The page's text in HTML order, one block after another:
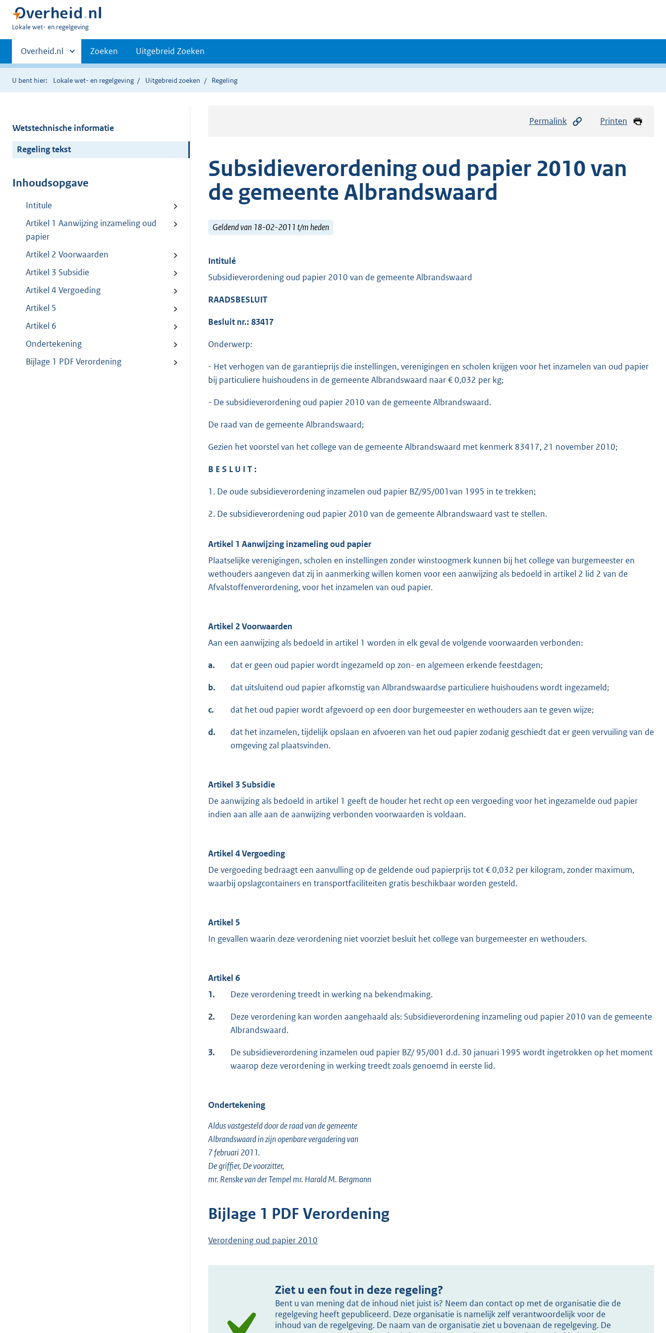
U
hier:
Lokale wet- en regelgeving
Primaire
navigatie
Andere
sites
binnen
Overheid.nl Zoeken Uitgebreid Zoeken
U bent hier: Lokale wet- en regelgeving Uitgebreid zoeken Regeling
Wetstechnische informatie
Regeling tekst
Inhoudsopgave
Intitule
Artikel 1 Aanwijzing inzameling oud
papier
Artikel 2 Voorwaarden
Artikel 3 Subsidie
Artikel 4 Vergoeding
Artikel 5
Artikel 6
Ondertekening
Bijlage 1 PDF Verordening
Permalink Printen
Subsidieverordening oud papier 2010 van
de gemeente Albrandswaard
Geldend van 18-02-2011 t/m heden
Intitulé
Subsidieverordening oud papier 2010 van de gemeente Albrandswaard
RAADSBESLUIT
Besluit nr.: 83417
Onderwerp:
- Het verhogen van de garantieprijs die instellingen, verenigingen en scholen krijgen voor het inzamelen van oud papier
bij particuliere huishoudens in de gemeente Albrandswaard naar € 0,032 per kg;
- De subsidieverordening oud papier 2010 van de gemeente Albrandswaard.
De raad van de gemeente Albrandswaard;
Gezien het voorstel van het college van de gemeente Albrandswaard met kenmerk 83417, 21 november 2010;
B E S L U I T :
1. De oude subsidieverordening inzamelen oud papier BZ/95/001van 1995 in te trekken;
2. De subsidieverordening oud papier 2010 van de gemeente Albrandswaard vast te stellen.
Artikel 1 Aanwijzing inzameling oud papier
Plaatselijke verenigingen, scholen en instellingen zonder winstoogmerk kunnen bij het college van burgemeester en
wethouders aangeven dat zij in aanmerking willen komen voor een aanwijzing als bedoeld in artikel 2 lid 2 van de
Afvalstoffenverordening, voor het inzamelen van oud papier.
Artikel 2 Voorwaarden
Aan een aanwijzing als bedoeld in artikel 1 worden in elk geval de volgende voorwaarden verbonden:
a. dat er geen oud papier wordt ingezameld op zon- en algemeen erkende feestdagen;
b. dat uitsluitend oud papier afkomstig van Albrandswaardse particuliere huishoudens wordt ingezameld;
c. dat het oud papier wordt afgevoerd op een door burgemeester en wethouders aan te geven wijze;
d.
dat het inzamelen, tijdelijk opslaan en afvoeren van het oud papier zodanig geschiedt dat er geen vervuiling van de
omgeving zal plaatsvinden.
Artikel 3 Subsidie
De aanwijzing als bedoeld in artikel 1 geeft de houder het recht op een vergoeding voor het ingezamelde oud papier
indien aan alle aan de aanwijzing verbonden voorwaarden is voldaan.
Artikel 4 Vergoeding
De vergoeding bedraagt een aanvulling op de geldende oud papierprijs tot € 0,032 per kilogram, zonder maximum,
waarbij opslagcontainers en transportfaciliteiten gratis beschikbaar worden gesteld.
Artikel 5
In gevallen waarin deze verordening niet voorziet besluit het college van burgemeester en wethouders.
Artikel 6
1.
Deze verordening treedt in werking na bekendmaking.
2.
Deze verordening kan worden aangehaald als: Subsidieverordening inzameling oud papier 2010 van de gemeente
Albrandswaard.
3.
De subsidieverordening inzamelen oud papier BZ/ 95/001 d.d. 30 januari 1995 wordt ingetrokken op het moment
waarop deze verordening in werking treedt zoals genoemd in eerste lid.
Ondertekening
Aldus vastgesteld door de raad van de gemeente
Albrandswaard in zijn openbare vergadering van
7 februari 2011.
De griffier, De voorzitter,
mr. Renske van der Tempel mr. Harald M. Bergmann
Bijlage 1 PDF Verordening
Verordening oud papier 2010
Ziet u een fout in deze regeling?
Bent u van mening dat de inhoud niet juist is? Neem dan contact op met de organisatie die de
regelgeving heeft gepubliceerd. Deze organisatie is namelijk zelf verantwoordelijk voor de
inhoud van de regelgeving. De naam van de organisatie ziet u bovenaan de regelgeving. De